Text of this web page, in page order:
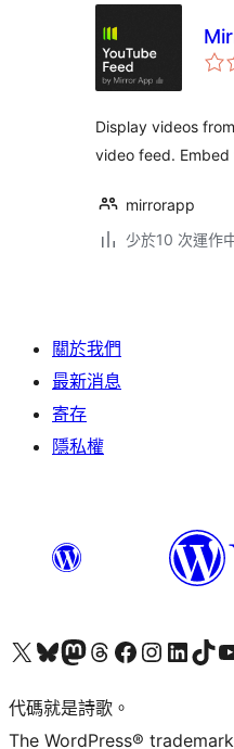
Display videos
video feed.
mirrorapp
少於10 次運作
關於我們
最新消息
寄存
隱私權
Visit our X (formerly Twitter) account
Visit our Bluesky account
Visit our Mastodon account
Visit our Threads account
訪問我們的 Facebook 專頁Visit our Instagram
Visit ourVisit our
代碼就是詩歌。
The WordPress®